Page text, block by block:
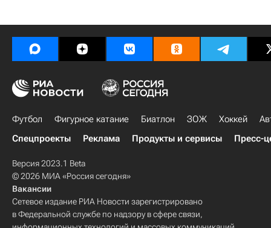
Футбол Фигурное катание Биатлон ЗОЖ Хоккей
Спецпроекты
Реклама Продукты и сервисы Пресс-
Версия 2023.1 Beta
© 2026 МИА «Россия сегодня»
Вакансии
Сетевое издание РИА Новости зарегистрировано
в Федеральной службе по надзору в сфере связи,